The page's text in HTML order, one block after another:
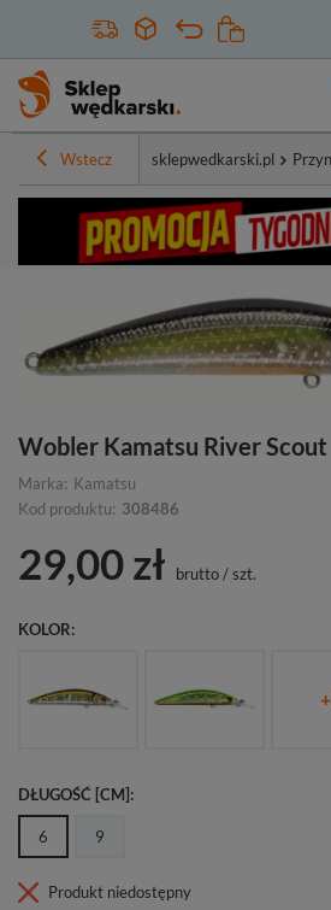
Wstecz sklepwedkarski.pl
Wobler Kamatsu River Scout
Marka: Kamatsu
Kod produktu: 308486
29,00 zł brutto/szt.
KOLOR
+
DŁUGOŚĆ [CM]
6 9
Produkt niedostępny